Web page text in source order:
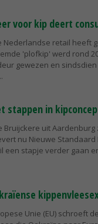
voor kip deert
Nederlandse retail heeft
'plofkip' werd rond
gewezen en sindsdien
stappen in
Bruijckere uit Aardenburg
nu Nieuwe Standaard
een stapje verder gaan
Unie (EU) schroeft